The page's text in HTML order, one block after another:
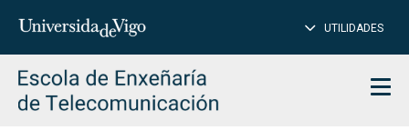
Introduce
para
buscar
UTILIDADES